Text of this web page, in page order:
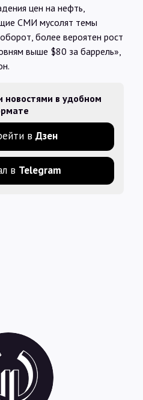
цен на нефть,
СМИ мусолят темы
более вероятен рост
выше $80 за баррель»,
новостями в удобном
в Дзен
в Telegram